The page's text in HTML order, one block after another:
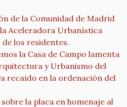
de la Comunidad de Madrid
Aceleradora Urbanística
de los residentes.
la Casa de Campo lamenta
y Urbanismo del
recaído en la ordenación del
la placa en homenaje al